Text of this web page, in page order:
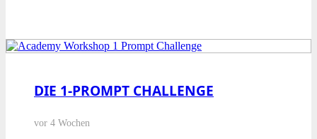
DIE 1-PROMPT CHALLENGE
vor 4 Wochen